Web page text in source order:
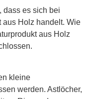
dass es sich bei
aus Holz handelt. Wie
aus Holz
kleine
werden. Astlöcher,